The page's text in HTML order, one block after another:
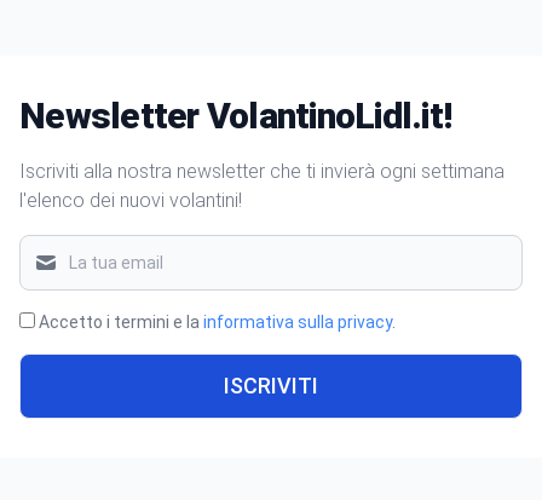
Newsletter VolantinoLidl.it!
Iscriviti alla nostra newsletter che ti invierà ogni settimana
l'elenco dei nuovi volantini!
Accetto i termini e lainformativa sulla privacy.
ISCRIVITI